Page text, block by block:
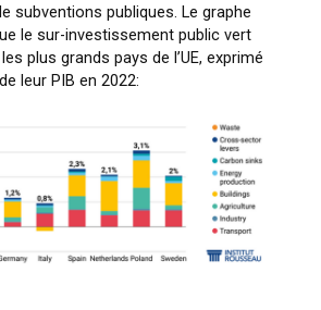
subventions publiques. Le graphe
le sur-investissement public vert
plus grands pays de l’UE, exprimé
leur PIB en 2022: